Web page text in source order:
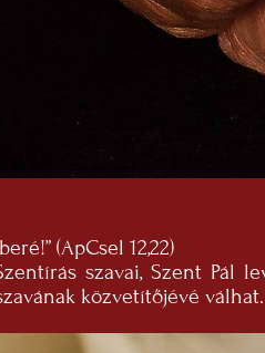
(ApCsel 12,22)
szavai, Szent Pál
közvetítőjévé válhat.